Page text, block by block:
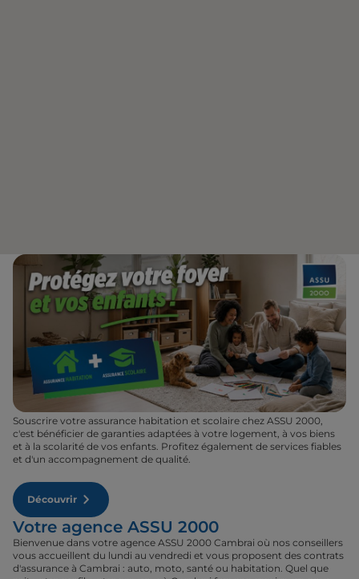
Souscrire votre assurance habitation et scolaire chez ASSU 2000,
c'est bénéficier de garanties adaptées à votre logement, à vos biens
et à la scolarité de vos enfants. Profitez également de services fiables
et d'un accompagnement de qualité.
Découvrir
Votre agence ASSU 2000
Bienvenue dans votre agence ASSU 2000 Cambrai où nos conseillers
vous accueillent du lundi au vendredi et vous proposent des contrats
d'assurance à Cambrai : auto, moto, santé ou habitation. Quel que